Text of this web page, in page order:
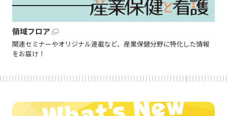
領域フロア
関連セミナーやオリジナル連載など、産業保健分野に特化した情報
をお届け！